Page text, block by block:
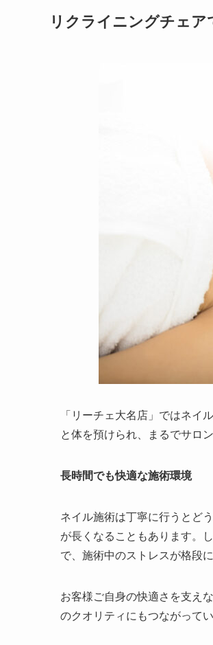
リクライニングチェ
「リーチェ大名店」ではネイ
と体を預けられ、まるでサロ
長時間でも快適な施術環境
ネイル施術は丁寧に行うとど
が長くなることもあります。
で、施術中のストレスが格段
お客様ご自身の快適さを支え
のクオリティにもつながってい